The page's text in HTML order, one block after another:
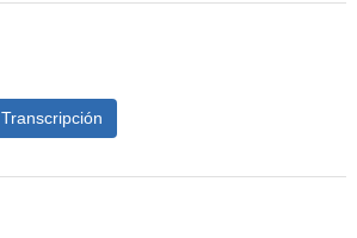
Transcripción